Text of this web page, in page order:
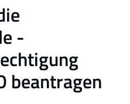
-
beantragen